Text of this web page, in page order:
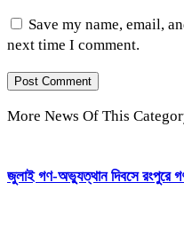
Save my name, email,
next time I comment.
More News Of This
‎জুলাই গণ-অভ্যুত্থান দিবসে রংপুরে